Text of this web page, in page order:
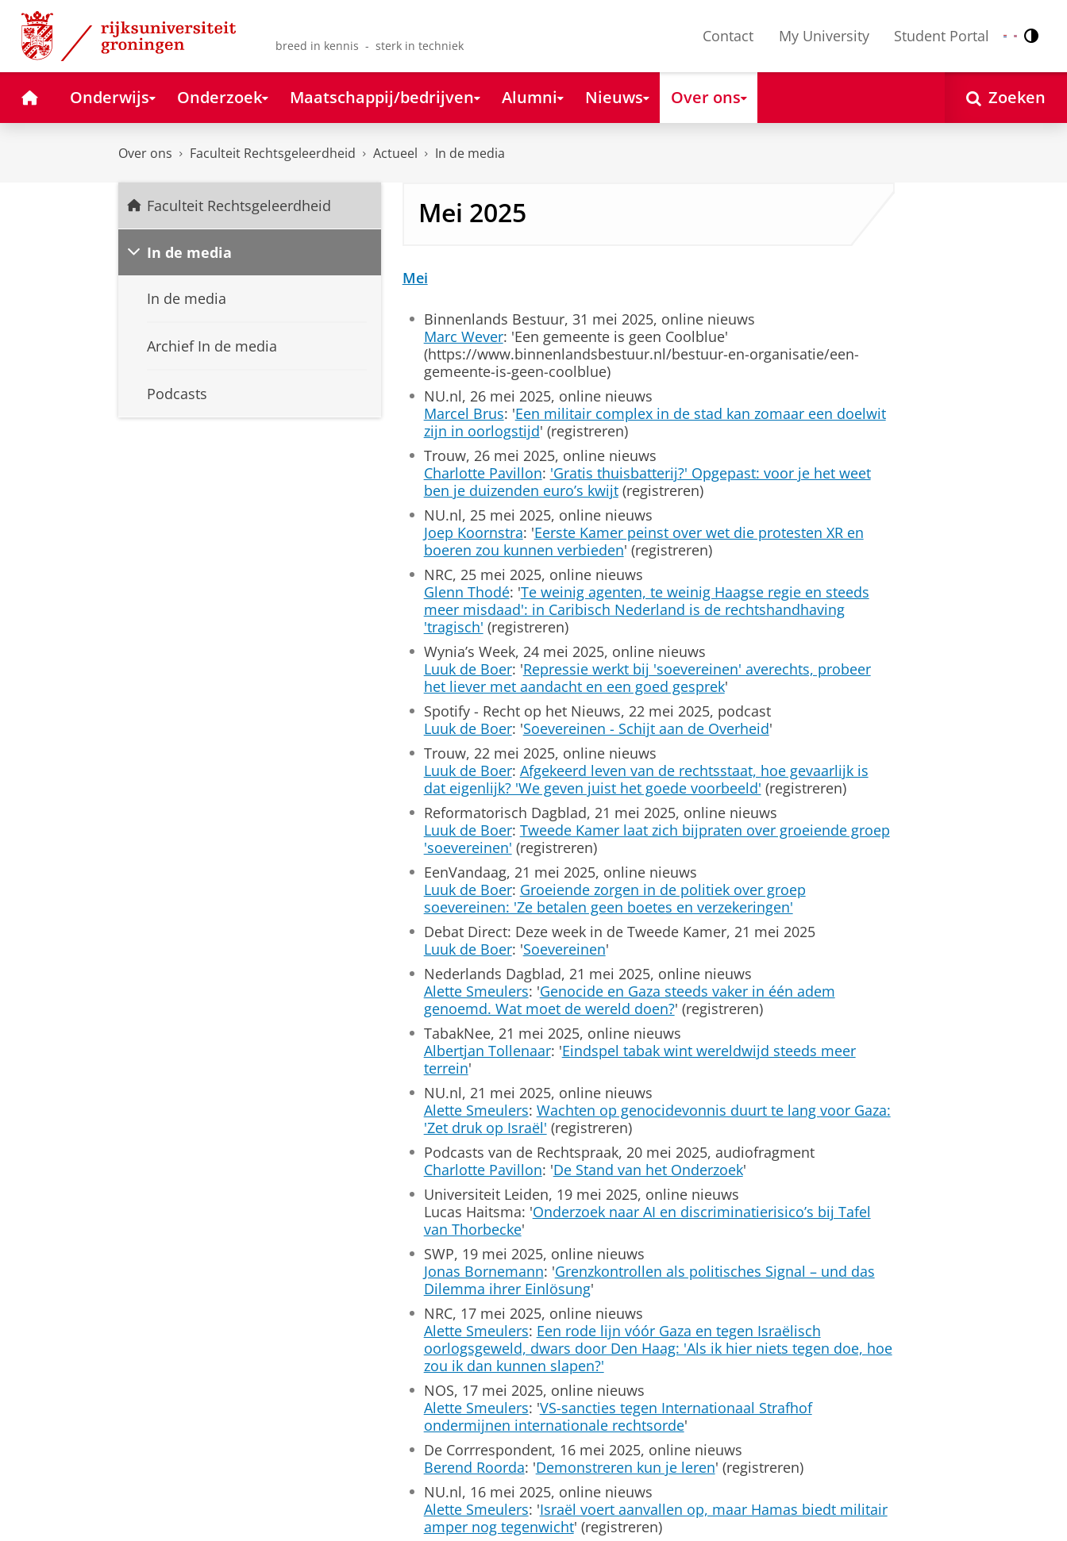
Skip
Content
Skip
Navigation
breed in kennis - sterk in techniek
Contact My University Student Portal Nederlands
English
HomeOnderwijs Onderzoek Maatschappij/bedrijven Alumni Nieuws Over ons Zoeken
Over ons Faculteit Rechtsgeleerdheid Actueel In de media
Faculteit Rechtsgeleerdheid
In de media
In de media
Archief In de media
Podcasts
Mei 2025
Mei
Binnenlands Bestuur, 31 mei 2025, online nieuws
Marc Wever: 'Een gemeente is geen Coolblue'
(https://www.binnenlandsbestuur.nl/bestuur-en-organisatie/een-
gemeente-is-geen-coolblue)
NU.nl, 26 mei 2025, online nieuws
Marcel Brus: 'Een militair complex in de stad kan zomaar een doelwit
zijn in oorlogstijd' (registreren)
Trouw, 26 mei 2025, online nieuws
Charlotte Pavillon: 'Gratis thuisbatterij?' Opgepast: voor je het weet
ben je duizenden euro’s kwijt(registreren)
NU.nl, 25 mei 2025, online nieuws
Joep Koornstra: 'Eerste Kamer peinst over wet die protesten XR en
boeren zou kunnen verbieden' (registreren)
NRC, 25 mei 2025, online nieuws
Glenn Thodé: 'Te weinig agenten, te weinig Haagse regie en steeds
meer misdaad': in Caribisch Nederland is de rechtshandhaving
'tragisch' (registreren)
Wynia’s Week, 24 mei 2025, online nieuws
Luuk de Boer: 'Repressie werkt bij 'soevereinen' averechts, probeer
het liever met aandacht en een goed gesprek'
Spotify - Recht op het Nieuws, 22 mei 2025, podcast
Luuk de Boer: 'Soevereinen - Schijt aan de Overheid'
Trouw, 22 mei 2025, online nieuws
Luuk de Boer: Afgekeerd leven van de rechtsstaat, hoe gevaarlijk is
dat eigenlijk? 'We geven juist het goede voorbeeld' (registreren)
Reformatorisch Dagblad, 21 mei 2025, online nieuws
Luuk de Boer: Tweede Kamer laat zich bijpraten over groeiende groep
'soevereinen' (registreren)
EenVandaag, 21 mei 2025, online nieuws
Luuk de Boer: Groeiende zorgen in de politiek over groep
soevereinen: 'Ze betalen geen boetes en verzekeringen'
Debat Direct: Deze week in de Tweede Kamer, 21 mei 2025
Luuk de Boer: 'Soevereinen'
Nederlands Dagblad, 21 mei 2025, online nieuws
Alette Smeulers: 'Genocide en Gaza steeds vaker in één adem
genoemd. Wat moet de wereld doen?' (registreren)
TabakNee, 21 mei 2025, online nieuws
Albertjan Tollenaar: 'Eindspel tabak wint wereldwijd steeds meer
terrein'
NU.nl, 21 mei 2025, online nieuws
Alette Smeulers: Wachten op genocidevonnis duurt te lang voor Gaza:
'Zet druk op Israël' (registreren)
Podcasts van de Rechtspraak, 20 mei 2025, audiofragment
Charlotte Pavillon: 'De Stand van het Onderzoek'
Universiteit Leiden, 19 mei 2025, online nieuws
Lucas Haitsma: 'Onderzoek naar AI en discriminatierisico’s bij Tafel
van Thorbecke'
SWP, 19 mei 2025, online nieuws
Jonas Bornemann: 'Grenzkontrollen als politisches Signal – und das
Dilemma ihrer Einlösung'
NRC, 17 mei 2025, online nieuws
Alette Smeulers: Een rode lijn vóór Gaza en tegen Israëlisch
oorlogsgeweld, dwars door Den Haag: 'Als ik hier niets tegen doe, hoe
zou ik dan kunnen slapen?'
NOS, 17 mei 2025, online nieuws
Alette Smeulers: 'VS-sancties tegen Internationaal Strafhof
ondermijnen internationale rechtsorde'
De Corrrespondent, 16 mei 2025, online nieuws
Berend Roorda: 'Demonstreren kun je leren' (registreren)
NU.nl, 16 mei 2025, online nieuws
Alette Smeulers: 'Israël voert aanvallen op, maar Hamas biedt militair
amper nog tegenwicht' (registreren)